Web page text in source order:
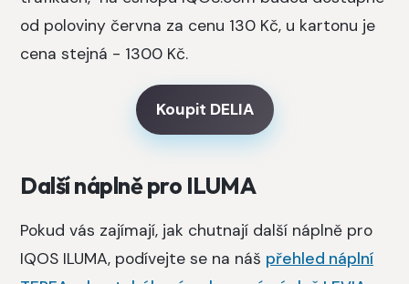
od poloviny června za cenu 130 Kč, u kartonu je
cena stejná - 1300 Kč.
Koupit DELIA
Další náplně pro ILUMA
Pokud vás zajímají, jak chutnají další náplně pro
IQOS ILUMA, podívejte se na náš přehled náplní